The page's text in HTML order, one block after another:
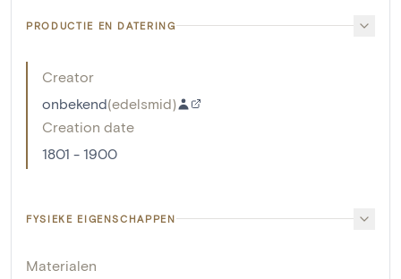
PRODUCTIE EN DATERING
Creator
onbekend(edelsmid)
Creation date
1801 - 1900
FYSIEKE EIGENSCHAPPEN
Materialen